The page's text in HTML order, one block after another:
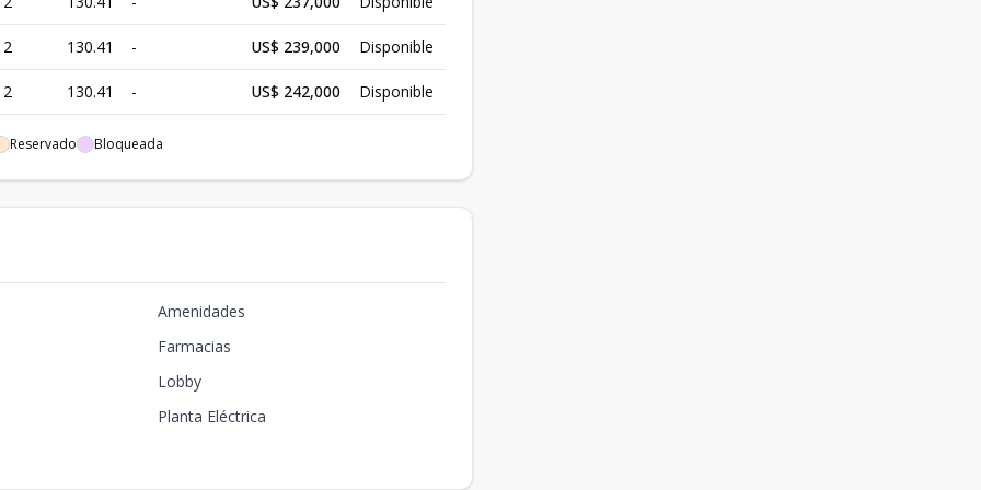
2 130.41 - US$ 239,000 Disponible
2 130.41 - US$ 242,000 Disponible
2 130.41 126
2 142.29 - US$ 228,500 Disponible
Reservado Bloqueada
Amenidades
Farmacias
Lobby
Planta Eléctrica